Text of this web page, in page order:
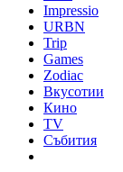
Impressio
URBN
Trip
Games
Zodiac
Вкусотии
Кино
TV
Събития